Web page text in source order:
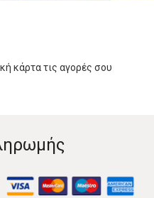
κάρτα τις αγορές σου